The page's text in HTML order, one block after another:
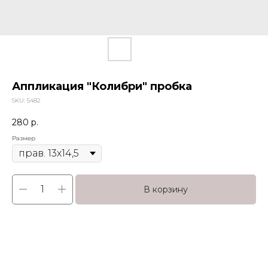
Аппликация "Колибри" пробка
SKU: 5482
280 р.
Размер
В корзину